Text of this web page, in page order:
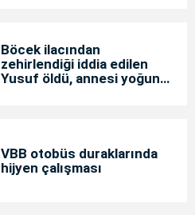
Böcek ilacından
zehirlendiği iddia edilen
Yusuf öldü, annesi yoğun
VBB otobüs duraklarında
hijyen çalışması